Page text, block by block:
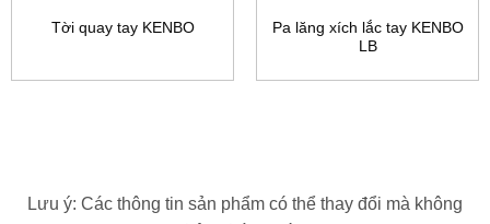
Tời quay tay KENBO
Pa lăng xích lắc tay KENBO
LB
Lưu ý: Các thông tin sản phẩm có thể thay đổi mà không